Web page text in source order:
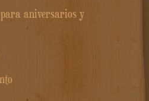
para aniversarios y